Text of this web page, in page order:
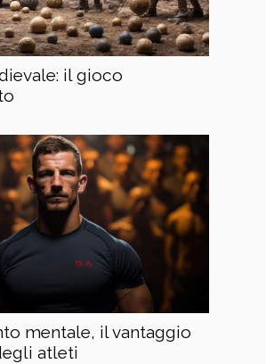
il gioco
mentale, il vantaggio
atleti